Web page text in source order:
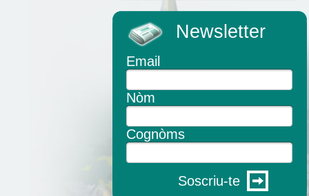
Newsletter
Email
Nòm
Cognòms
Soscriu-te